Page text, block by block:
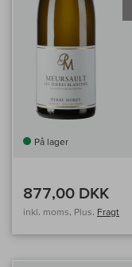
På lager
877,00 DKK
inkl. moms, Plus. Fragt